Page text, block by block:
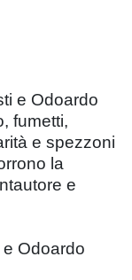
e Odoardo
fumetti,
e spezzoni
la
e
Odoardo